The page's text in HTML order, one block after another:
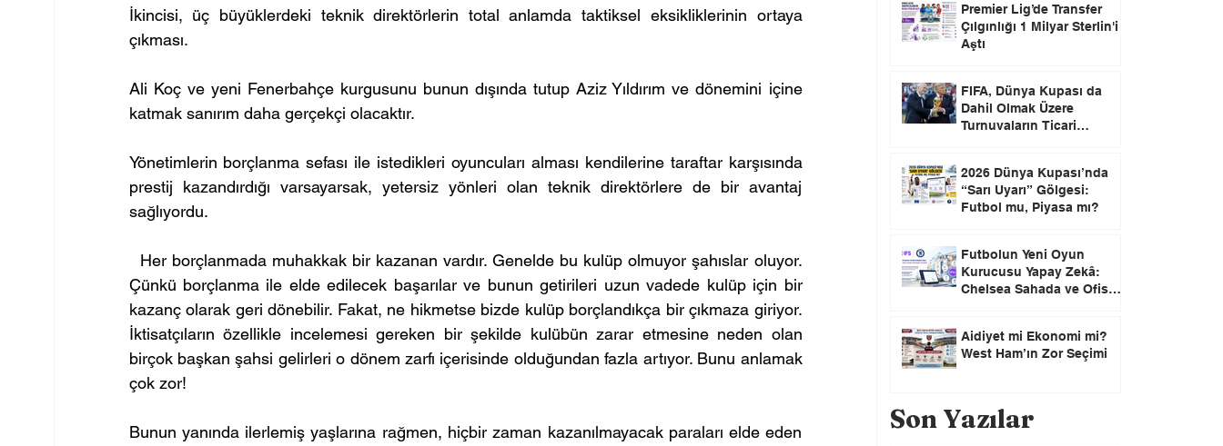
İkincisi, üç büyüklerdeki teknik direktörlerin total anlamda taktiksel eksikliklerinin ortaya
çıkması.
Ali Koç ve yeni Fenerbahçe kurgusunu bunun dışında tutup Aziz Yıldırım ve dönemini içine
katmak sanırım daha gerçekçi olacaktır.
Yönetimlerin borçlanma sefası ile istedikleri oyuncuları alması kendilerine taraftar karşısında
prestij kazandırdığı varsayarsak, yetersiz yönleri olan teknik direktörlere de bir avantaj
sağlıyordu.
Her borçlanmada muhakkak bir kazanan vardır. Genelde bu kulüp olmuyor şahıslar oluyor.
Çünkü borçlanma ile elde edilecek başarılar ve bunun getirileri uzun vadede kulüp için bir
kazanç olarak geri dönebilir. Fakat, ne hikmetse bizde kulüp borçlandıkça bir çıkmaza giriyor.
İktisatçıların özellikle incelemesi gereken bir şekilde kulübün zarar etmesine neden olan
birçok başkan şahsi gelirleri o dönem zarfı içerisinde olduğundan fazla artıyor. Bunu anlamak
çok zor!
Bunun yanında ilerlemiş yaşlarına rağmen, hiçbir zaman kazanılmayacak paraları elde eden
Premier Lig’de Transfer
Çılgınlığı 1 Milyar Sterlin'i
Aştı
FIFA, Dünya Kupası da
Dahil Olmak Üzere
Turnuvaların Ticari
2026 Dünya Kupası’nda
“Sarı Uyarı” Gölgesi:
Futbol mu, Piyasa mı?
Futbolun Yeni Oyun
Kurucusu Yapay Zekâ:
Chelsea Sahada ve Ofiste
Aidiyet mi Ekonomi mi?
West Ham’ın Zor Seçimi
Son Yazılar